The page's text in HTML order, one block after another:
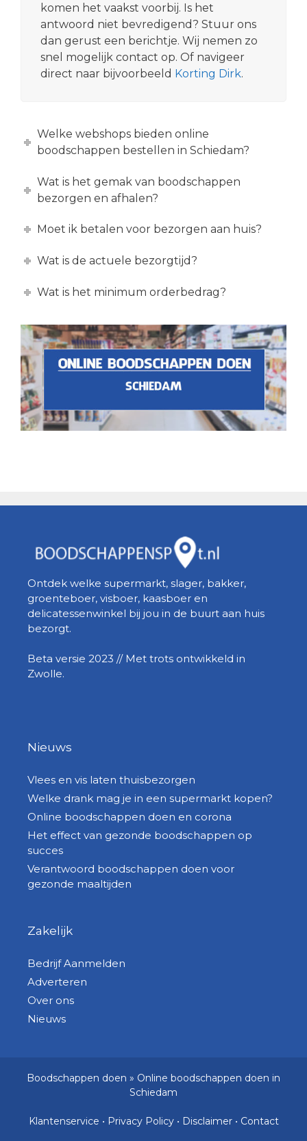
komen het vaakst voorbij. Is het
antwoord niet bevredigend? Stuur ons
dan gerust een berichtje. Wij nemen zo
snel mogelijk contact op. Of navigeer
direct naar bijvoorbeeld Korting Dirk.
Welke webshops bieden online
boodschappen bestellen in Schiedam?
Wat is het gemak van boodschappen
bezorgen en afhalen?
Moet ik betalen voor bezorgen aan huis?
Wat is de actuele bezorgtijd?
Wat is het minimum orderbedrag?
Ontdek welke supermarkt, slager, bakker,
groenteboer, visboer, kaasboer en
delicatessenwinkel bij jou in de buurt aan huis
bezorgt.
Beta versie 2023 // Met trots ontwikkeld in
Zwolle.
Nieuws
Vlees en vis laten thuisbezorgen
Welke drank mag je in een supermarkt kopen?
Online boodschappen doen en corona
Het effect van gezonde boodschappen op
succes
Verantwoord boodschappen doen voor
gezonde maaltijden
Zakelijk
Bedrijf Aanmelden
Adverteren
Over ons
Nieuws
Boodschappen doen » Online boodschappen doen in
Schiedam
Klantenservice • Privacy Policy• Disclaimer• Contact